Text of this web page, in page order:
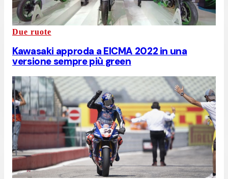
Due ruote
Kawasaki approda a EICMA 2022 in una
versione sempre più green